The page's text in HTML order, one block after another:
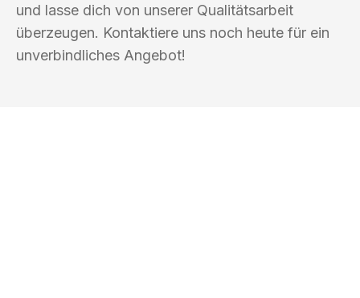
und lasse dich von unserer Qualitätsarbeit
überzeugen. Kontaktiere uns noch heute für ein
unverbindliches Angebot!